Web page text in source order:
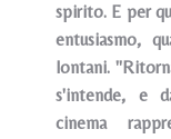
spirito. E per
entusiasmo,
lontani.
s'intende, e
cinema